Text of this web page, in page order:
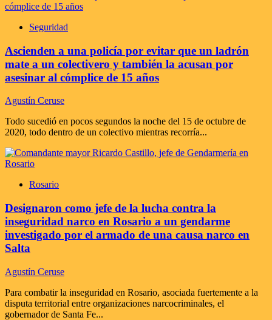
Seguridad
Ascienden a una policía por evitar que un ladrón
mate a un colectivero y también la acusan por
asesinar al cómplice de 15 años
Agustín Ceruse
Todo sucedió en pocos segundos la noche del 15 de octubre de
2020, todo dentro de un colectivo mientras recorría...
Rosario
Designaron como jefe de la lucha contra la
inseguridad narco en Rosario a un gendarme
investigado por el armado de una causa narco en
Salta
Agustín Ceruse
Para combatir la inseguridad en Rosario, asociada fuertemente a la
disputa territorial entre organizaciones narcocriminales, el
gobernador de Santa Fe...